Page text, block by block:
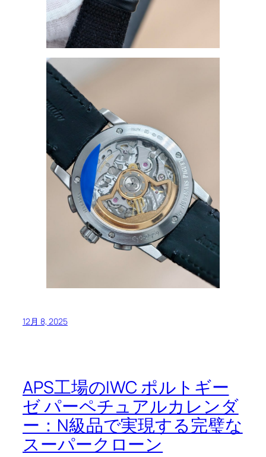
12月 8, 2025
APS工場のIWC ポルトギー
ゼ パーペチュアルカレンダ
ー：N級品で実現する完璧な
スーパークローン